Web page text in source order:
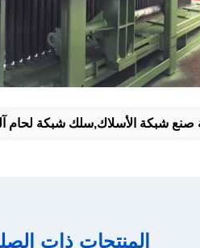
صنع شبكة الأسلاك,سلك شبكة لحام
المنتجات ذات